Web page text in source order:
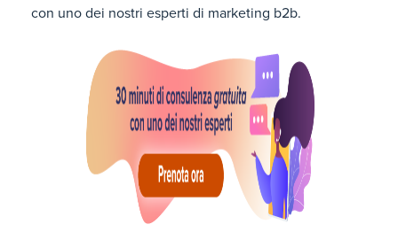
con uno dei nostri esperti di marketing b2b.